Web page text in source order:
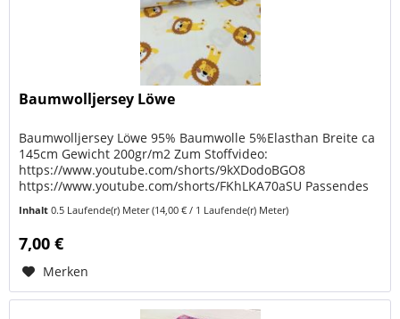
Baumwolljersey Löwe
Baumwolljersey Löwe 95% Baumwolle 5%Elasthan Breite ca
145cm Gewicht 200gr/m2 Zum Stoffvideo:
https://www.youtube.com/shorts/9kXDodoBGO8
https://www.youtube.com/shorts/FKhLKA70aSU Passendes
Inhalt0.5 Laufende(r) Meter(14,00 € / 1 Laufende(r) Meter)
7,00 €
Merken